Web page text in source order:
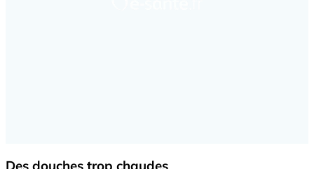
Des douches trop chaudes